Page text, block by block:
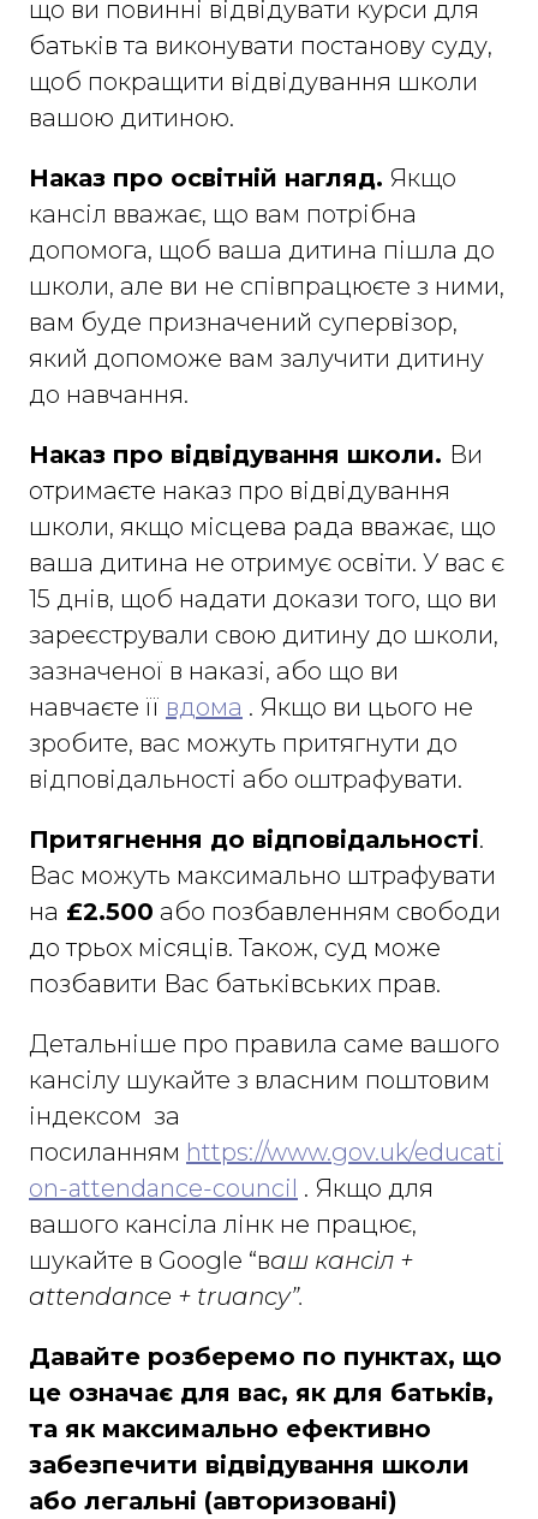
що ви повинні відвідувати курси для
батьків та виконувати постанову суду,
щоб покращити відвідування школи
вашою дитиною.
Наказ про освітній нагляд. Якщо
кансіл вважає, що вам потрібна
допомога, щоб ваша дитина пішла до
школи, але ви не співпрацюєте з ними,
вам буде призначений супервізор,
який допоможе вам залучити дитину
до навчання.
Наказ про відвідування школи. Ви
отримаєте наказ про відвідування
школи, якщо місцева рада вважає, що
ваша дитина не отримує освіти. У вас є
15 днів, щоб надати докази того, що ви
зареєстрували свою дитину до школи,
зазначеної в наказі, або що ви
навчаєте її вдома . Якщо ви цього не
зробите, вас можуть притягнути до
відповідальності або оштрафувати.
Притягнення до відповідальності.
Вас можуть максимально штрафувати
на £2.500 або позбавленням свободи
до трьох місяців. Також, суд може
позбавити Вас батьківських прав.
Детальніше про правила саме вашого
кансілу шукайте з власним поштовим
індексом за
посиланням https://www.gov.uk/educati
on-attendance-council . Якщо для
вашого кансіла лінк не працює,
шукайте в Google “ваш кансіл +
attendance + truancy”.
Давайте розберемо по пунктах, що
це означає для вас, як для батьків,
та як максимально ефективно
забезпечити відвідування школи
або легальні (авторизовані)